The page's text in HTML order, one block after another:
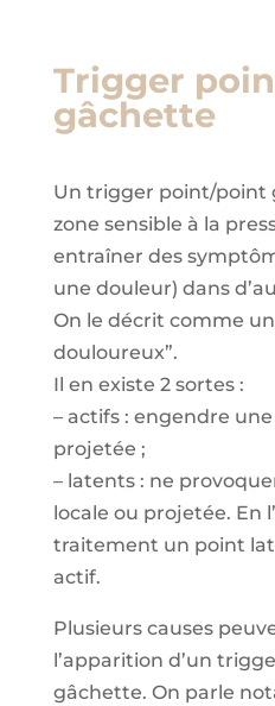
Trigger
gâchette
Un trigger point/point
zone sensible à la
entraîner des
une douleur) dans
On le décrit comme
douloureux”.
Il en existe 2 sortes :
– actifs : engendre
projetée ;
– latents : ne
locale ou projetée. En
traitement un point
actif.
Plusieurs causes
l’apparition d’un
gâchette. On parle